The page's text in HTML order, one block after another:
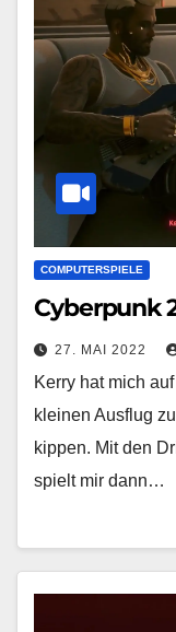
COMPUTERSPIELE
Cyberpunk
27. MAI 2022
Kerry hat mich
kleinen Ausflug
kippen. Mit den
spielt mir dann…